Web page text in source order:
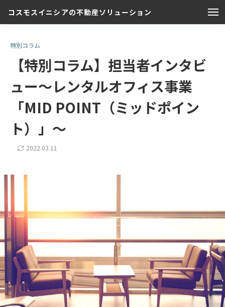
コスモスイニシアの不動産ソリューション
特別コラム
【特別コラム】担当者インタビ
ュー～レンタルオフィス事業
「MID POINT（ミッドポイン
ト）」～
2022.03.11